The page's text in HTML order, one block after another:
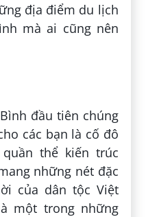
địa điểm du lịch
mà ai cũng nên
đầu tiên chúng
các bạn là cố đô
thể kiến trúc
những nét đặc
của dân tộc Việt
một trong những